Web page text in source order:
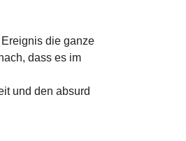
die ganze
dass es im
und den absurd